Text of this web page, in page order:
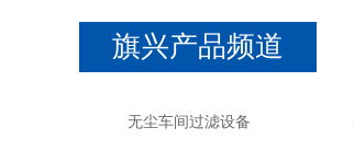
旗兴产品频道
无尘车间过滤设备